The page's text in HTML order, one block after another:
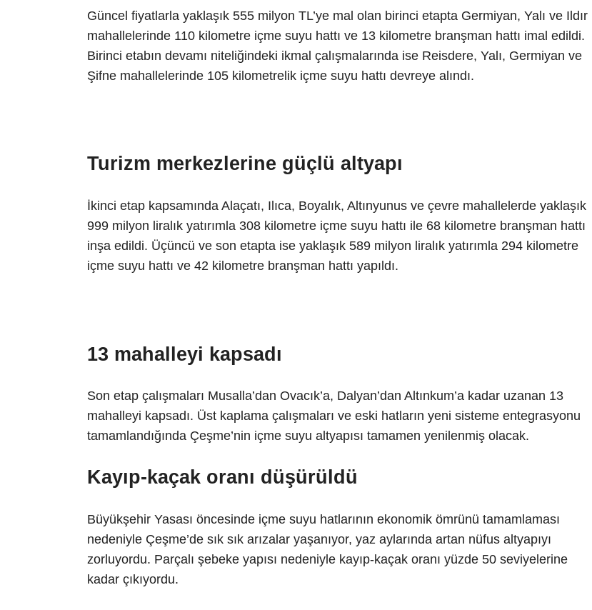
Güncel fiyatlarla yaklaşık 555 milyon TL’ye mal olan birinci etapta Germiyan, Yalı ve Ildır
mahallelerinde 110 kilometre içme suyu hattı ve 13 kilometre branşman hattı imal edildi.
Birinci etabın devamı niteliğindeki ikmal çalışmalarında ise Reisdere, Yalı, Germiyan ve
Şifne mahallelerinde 105 kilometrelik içme suyu hattı devreye alındı.
Turizm merkezlerine güçlü altyapı
İkinci etap kapsamında Alaçatı, Ilıca, Boyalık, Altınyunus ve çevre mahallelerde yaklaşık
999 milyon liralık yatırımla 308 kilometre içme suyu hattı ile 68 kilometre branşman hattı
inşa edildi. Üçüncü ve son etapta ise yaklaşık 589 milyon liralık yatırımla 294 kilometre
içme suyu hattı ve 42 kilometre branşman hattı yapıldı.
13 mahalleyi kapsadı
Son etap çalışmaları Musalla’dan Ovacık’a, Dalyan’dan Altınkum’a kadar uzanan 13
mahalleyi kapsadı. Üst kaplama çalışmaları ve eski hatların yeni sisteme entegrasyonu
tamamlandığında Çeşme’nin içme suyu altyapısı tamamen yenilenmiş olacak.
Kayıp-kaçak oranı düşürüldü
Büyükşehir Yasası öncesinde içme suyu hatlarının ekonomik ömrünü tamamlaması
nedeniyle Çeşme’de sık sık arızalar yaşanıyor, yaz aylarında artan nüfus altyapıyı
zorluyordu. Parçalı şebeke yapısı nedeniyle kayıp-kaçak oranı yüzde 50 seviyelerine
kadar çıkıyordu.